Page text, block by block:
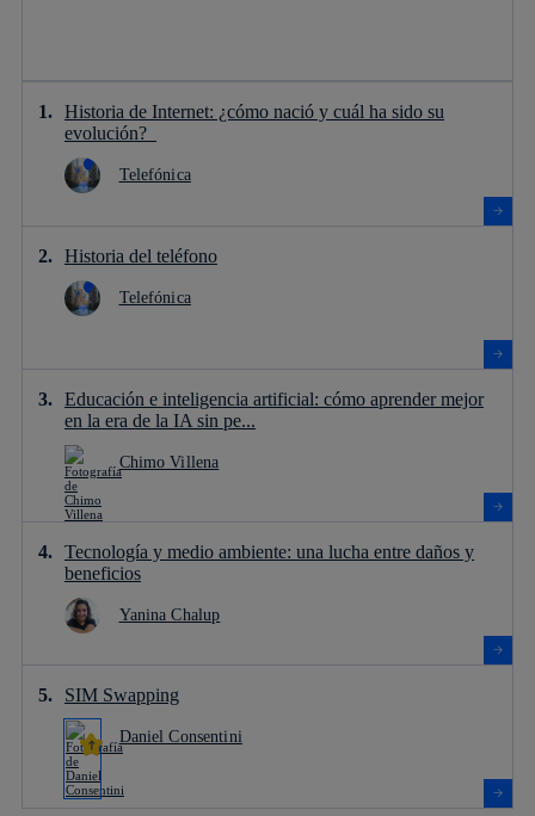
Historia de Internet: ¿cómo nació y cuál ha sido su
evolución?
Telefónica
Historia del teléfono
Telefónica
Educación e inteligencia artificial: cómo aprender mejor
en la era de la IA sin pe...
Chimo Villena
Tecnología y medio ambiente: una lucha entre daños y
beneficios
Yanina Chalup
SIM Swapping
Daniel Consentini